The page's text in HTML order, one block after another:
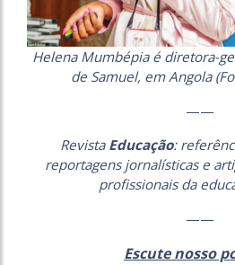
Helena Mumbépia é diretora-
de Samuel, em Angola
——
Revista Educação:
reportagens jornalísticas e
profissionais da
——
Escute nosso